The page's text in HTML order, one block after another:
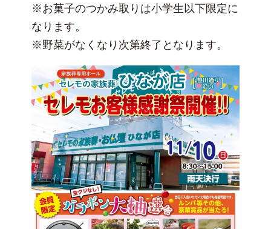
※お菓子のつかみ取りは小学生以下限定に
なります。
※野菜がなくなり次第終了となります。